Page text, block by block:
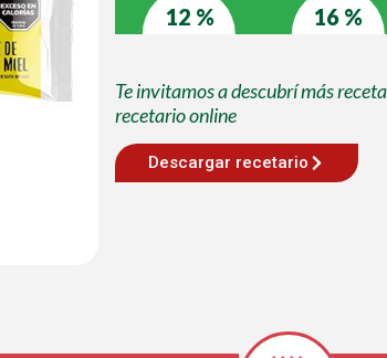
12 % 16 %
Te invitamos a descubrí más
recetario online
Descargar recetario